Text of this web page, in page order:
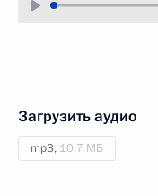
Загрузить аудио
mp3, 10.7 МБ